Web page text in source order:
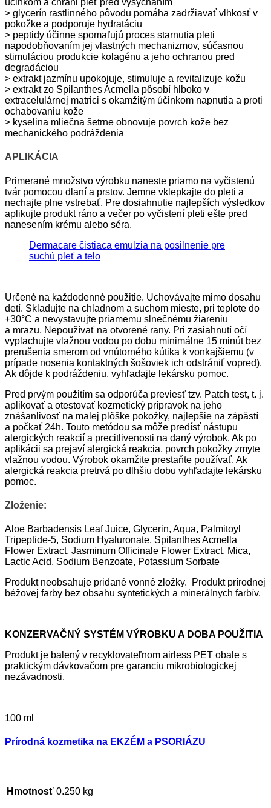
účinkom a chráni pleť pred vysychaním
> glycerín rastlinného pôvodu pomáha zadržiavať vlhkosť v
pokožke a podporuje hydratáciu
> peptidy účinne spomaľujú proces starnutia pleti
napodobňovaním jej vlastných mechanizmov, súčasnou
stimuláciou produkcie kolagénu a jeho ochranou pred
degradáciou
> extrakt jazmínu upokojuje, stimuluje a revitalizuje kožu
> extrakt zo Spilanthes Acmella pôsobí hlboko v
extracelulárnej matrici s okamžitým účinkom napnutia a proti
ochabovaniu kože
> kyselina mliečna šetrne obnovuje povrch kože bez
mechanického podráždenia
APLIKÁCIA
Primerané množstvo výrobku naneste priamo na vyčistenú
tvár pomocou dlaní a prstov. Jemne vklepkajte do pleti a
nechajte plne vstrebať. Pre dosiahnutie najlepších výsledkov
aplikujte produkt ráno a večer po vyčistení pleti ešte pred
nanesením krému alebo séra.
Dermacare čistiaca emulzia na posilnenie pre
suchú pleť a telo
Určené na každodenné použitie. Uchovávajte mimo dosahu
detí. Skladujte na chladnom a suchom mieste, pri teplote do
+30°C a nevystavujte priamemu slnečnému žiareniu
a mrazu. Nepoužívať na otvorené rany. Pri zasiahnutí očí
vyplachujte vlažnou vodou po dobu minimálne 15 minút bez
prerušenia smerom od vnútorného kútika k vonkajšiemu (v
prípade nosenia kontaktných šošoviek ich odstrániť vopred).
Ak dôjde k podráždeniu, vyhľadajte lekársku pomoc.
Pred prvým použitím sa odporúča previesť tzv. Patch test, t. j.
aplikovať a otestovať kozmetický prípravok na jeho
znášanlivosť na malej plôške pokožky, najlepšie na zápästí
a počkať 24h. Touto metódou sa môže predísť nástupu
alergických reakcií a precitlivenosti na daný výrobok. Ak po
aplikácii sa prejaví alergická reakcia, povrch pokožky zmyte
vlažnou vodou. Výrobok okamžite prestaňte používať. Ak
alergická reakcia pretrvá po dlhšiu dobu vyhľadajte lekársku
pomoc.
Zloženie:
Aloe Barbadensis Leaf Juice, Glycerin, Aqua, Palmitoyl
Tripeptide-5, Sodium Hyaluronate, Spilanthes Acmella
Flower Extract, Jasminum Officinale Flower Extract, Mica,
Lactic Acid, Sodium Benzoate, Potassium Sorbate
Produkt neobsahuje pridané vonné zložky. Produkt prírodnej
béžovej farby bez obsahu syntetických a minerálnych farbív.
KONZERVAČNÝ SYSTÉM VÝROBKU A DOBA POUŽITIA
Produkt je balený v recyklovateľnom airless PET obale s
praktickým dávkovačom pre garanciu mikrobiologickej
nezávadnosti.
100 ml
Prírodná kozmetika na EKZÉM a PSORIÁZU
Hmotnosť 0.250 kg